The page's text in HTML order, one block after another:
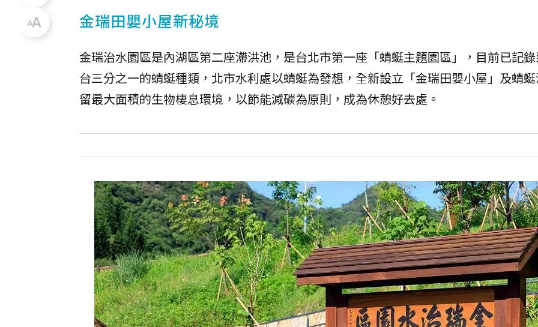
金瑞田嬰小屋新秘境
金瑞治水園區是內湖區第二座滯洪池，是台北市第一座「蜻蜓主題園區」，目前已記
台三分之一的蜻蜓種類，北市水利處以蜻蜓為發想，全新設立「金瑞田嬰小屋」及蜻
留最大面積的生物棲息環境，以節能減碳為原則，成為休憩好去處。